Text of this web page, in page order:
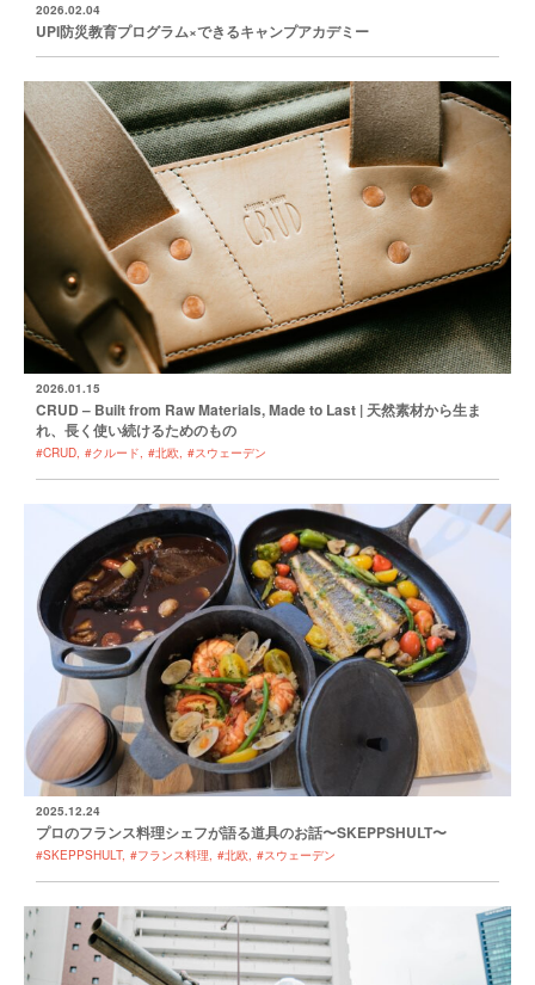
2026.02.04
UPI防災教育プログラム×できるキャンプアカデミー
2026.01.15
CRUD – Built from Raw Materials, Made to Last | 天然素材から生ま
れ、長く使い続けるためのもの
#CRUD #クルード #北欧 #スウェーデン
2025.12.24
プロのフランス料理シェフが語る道具のお話〜SKEPPSHULT〜
#SKEPPSHULT #フランス料理 #北欧 #スウェーデン